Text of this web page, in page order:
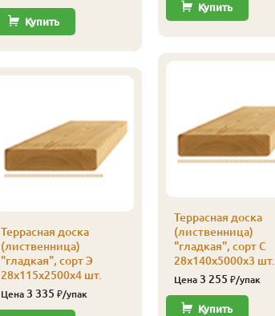
Купить
Террасная доска
(лиственница)
"гладкая", сорт Э
28х115х2500х4 шт.
Цена 3 335 ₽/упак
Купить
Террасная доска
(лиственница)
"гладкая", сорт С
28х140х5000х3 шт.
Цена 3 255 ₽/упак
Купить